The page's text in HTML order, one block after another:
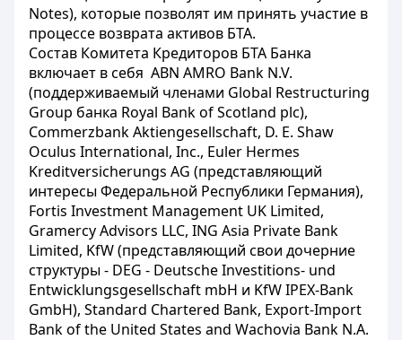
Notes), которые позволят им принять участие в
процессе возврата активов БТА.
Состав Комитета Кредиторов БТА Банка
включает в себя ABN AMRO Bank N.V.
(поддерживаемый членами Global Restructuring
Group банка Royal Bank of Scotland plc),
Commerzbank Aktiengesellschaft, D. E. Shaw
Oculus International, Inc., Euler Hermes
Kreditversicherungs AG (представляющий
интересы Федеральной Республики Германия),
Fortis Investment Management UK Limited,
Gramercy Advisors LLC, ING Asia Private Bank
Limited, KfW (представляющий свои дочерние
структуры - DEG - Deutsche Investitions- und
Entwicklungsgesellschaft mbH и KfW IPEX-Bank
GmbH), Standard Chartered Bank, Export-Import
Bank of the United States and Wachovia Bank N.A.